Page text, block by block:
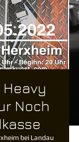
Heavy
Noch
bei Landau